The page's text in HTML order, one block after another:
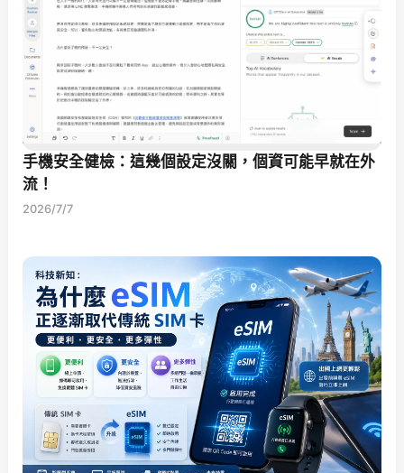
手機安全健檢：這幾個設定沒關，個資可能早就在外
流！
2026/7/7